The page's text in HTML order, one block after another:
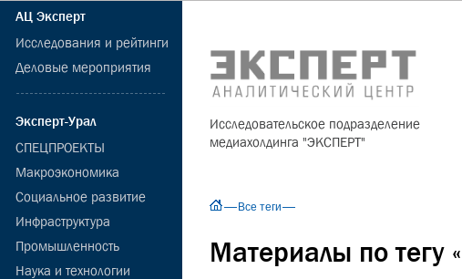
АЦ Эксперт
Исследования и рейтинги
Деловые мероприятия
Эксперт-Урал
СПЕЦПРОЕКТЫ
Макроэкономика
Социальное развитие
Инфраструктура
Промышленность
Наука и технологии
Исследовательское подразделение
медиахолдинга "ЭКСПЕРТ"
Все теги
Материалы по тегу «